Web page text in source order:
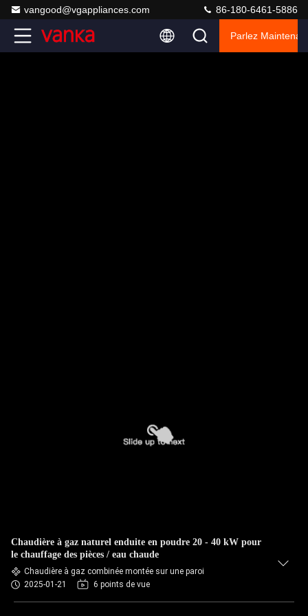
vangood@vgappliances.com 86-180-6461-5886
Parlez
Chaudière à gaz naturel enduite en poudre 20 - 40 kW pour
le chauffage des pièces / eau chaude
Chaudière à gaz combinée montée sur une paroi
2025-01-21
6 points de vue